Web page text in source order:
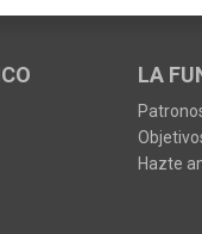
LA
Hazte